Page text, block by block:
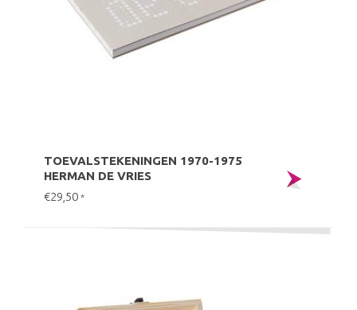
TOEVALSTEKENINGEN 1970-1975
HERMAN DE VRIES
€29,50 *